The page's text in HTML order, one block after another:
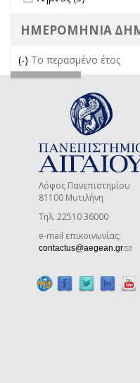
ΗΜΕΡΟΜΗΝΙΑ
(-) Remove Το περασμένο
Το περασμένο έτος
Λόφος Πανεπιστημίου
81100 Μυτιλήνη
Τηλ. 22510 36000
e-mail επικοινωνίας:
contactus@aegean.gr